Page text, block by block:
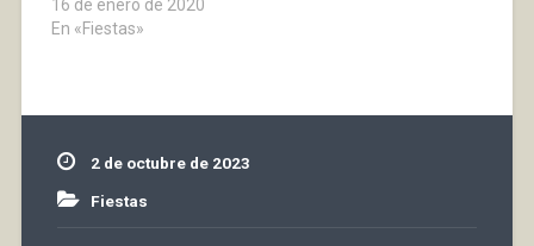
la habitual bendición de
los animales. ¡Os
santos el primero!
Imágenes de anteriores
16 de enero de 2020
En «Fiestas»
2 de octubre de 2023
Fiestas